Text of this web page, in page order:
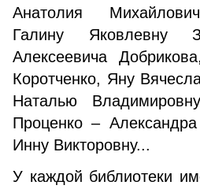
Анатолия
Галину Яковлевну
Алексеевича
Коротченко, Яну
Наталью
Проценко –
Инну Викторовну...
У каждой библиотеки